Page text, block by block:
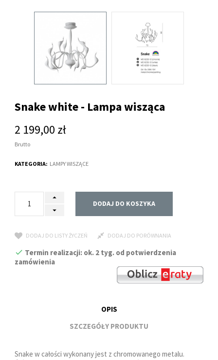
Snake white - Lampa wisząca
2 199,00 zł
Brutto
KATEGORIA: LAMPY WISZĄCE
DODAJ DO KOSZYKA
DODAJ DO LISTY ŻYCZEŃ DODAJ DO PORÓWNANIA
Termin realizacji: ok. 2 tyg. od potwierdzenia
zamówienia
OPIS
SZCZEGÓŁY PRODUKTU
Snake w całości wykonany jest z chromowanego metalu.